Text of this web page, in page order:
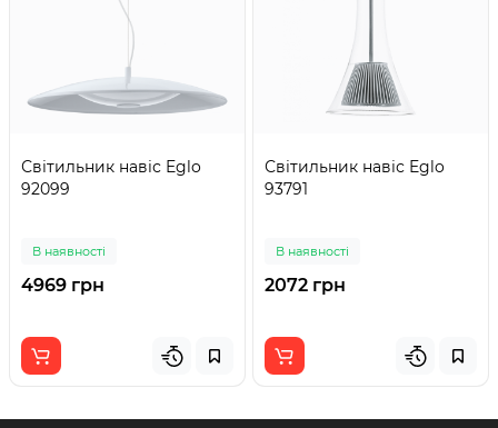
Світильник навіс Eglo
92099
В наявності
4969 грн
Світильник навіс Eglo
93791
В наявності
2072 грн